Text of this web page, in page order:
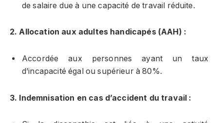
de salaire due à une capacité de travail réduite.
2. Allocation aux adultes handicapés (AAH) :
Accordée aux personnes ayant un taux
d’incapacité égal ou supérieur à 80%.
3. Indemnisation en cas d’accident du travail :